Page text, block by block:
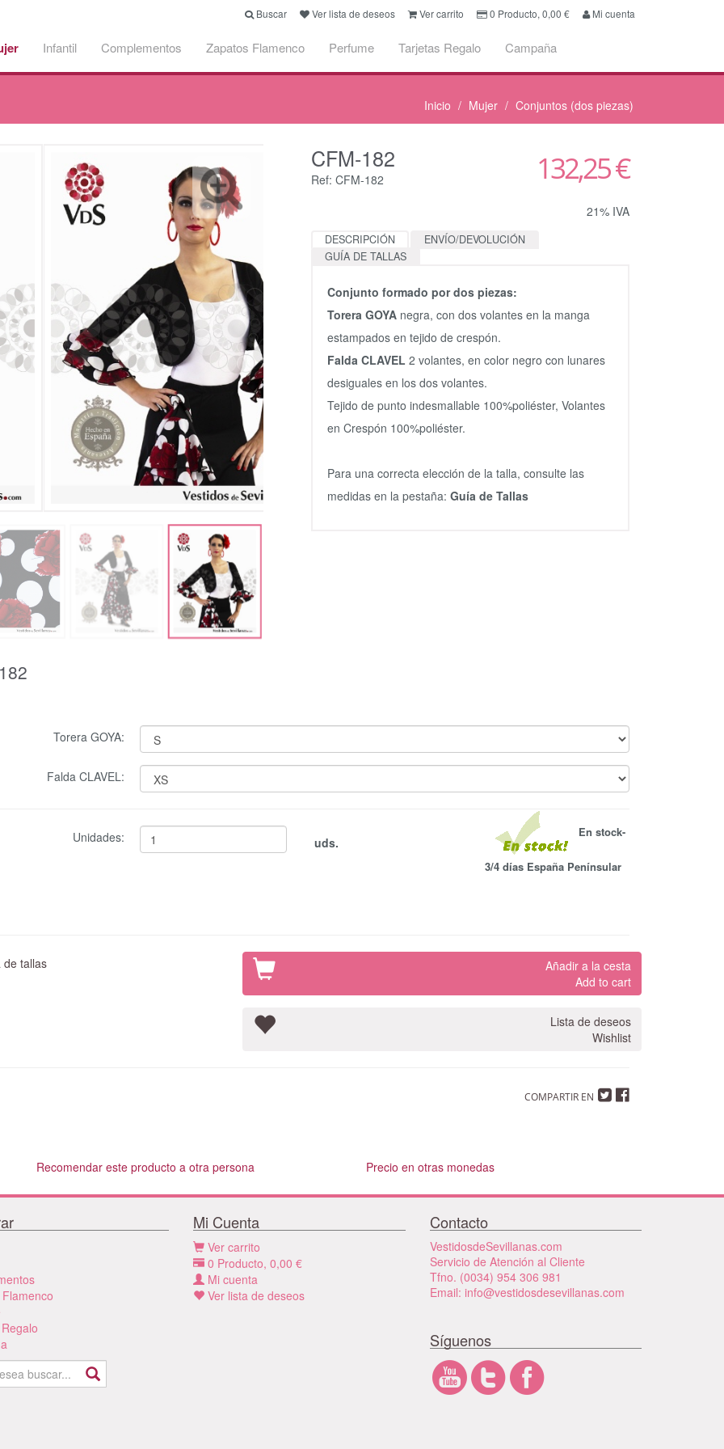
Buscar Ver lista de deseos Ver carrito 0 Producto, 0,00 € Mi cuenta
Infantil Complementos Zapatos Flamenco Perfume Tarjetas Regalo Campaña
Inicio Mujer Conjuntos (dos piezas)
CFM-182
Ref: CFM-182 132,25 €
21% IVA
DESCRIPCIÓN
ENVÍO/DEVOLUCIÓN
GUÍA DE TALLAS
Conjunto formado por dos piezas:
Torera GOYA negra, con dos volantes en la manga
estampados en tejido de crespón.
Falda CLAVEL 2 volantes, en color negro con lunares
desiguales en los dos volantes.
Tejido de punto indesmallable 100%poliéster, Volantes
en Crespón 100%poliéster.
Para una correcta elección de la talla, consulte las
medidas en la pestaña:Guía de Tallas
Torera GOYA:
Falda CLAVEL:
Unidades: uds.
En stock-
3/4 días España Penínsular
tallas
Añadir a la cesta
Add to cart
Lista de deseos
Wishlist
COMPARTIR EN
Recomendar este producto a otra persona Precio en otras monedas
Mi Cuenta
Ver carrito
0 Producto, 0,00 €
Mi cuenta
Ver lista de deseos
Contacto
VestidosdeSevillanas.com
Servicio de Atención al Cliente
Tfno. (0034) 954 306 981
Email: info@vestidosdesevillanas.com
Síguenos